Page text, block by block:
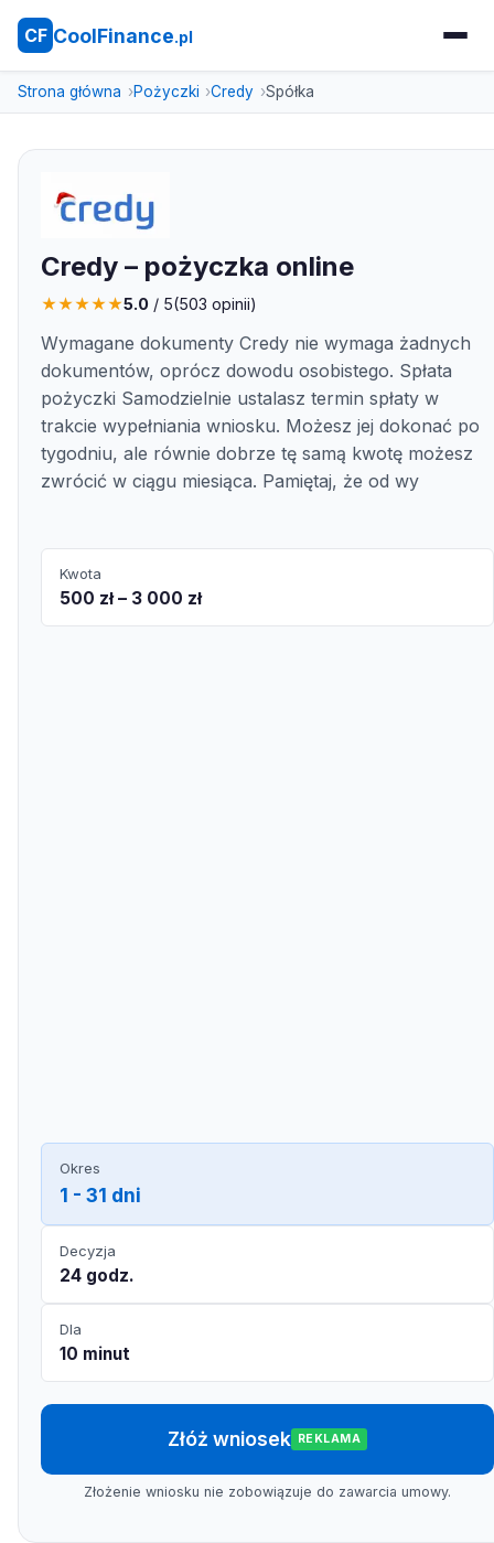
CF CoolFinance.pl
Strona główna Pożyczki Credy Spółka
Credy – pożyczka online
★★★★★5.0 / 5(503 opinii)
Wymagane dokumenty Credy nie wymaga żadnych
dokumentów, oprócz dowodu osobistego. Spłata
pożyczki Samodzielnie ustalasz termin spłaty w
trakcie wypełniania wniosku. Możesz jej dokonać po
tygodniu, ale równie dobrze tę samą kwotę możesz
zwrócić w ciągu miesiąca. Pamiętaj, że od wy
Kwota
500 zł – 3 000 zł
Okres
1 - 31 dni
Decyzja
24 godz.
Dla
10 minut
Złóż wniosek REKLAMA
Złożenie wniosku nie zobowiązuje do zawarcia umowy.